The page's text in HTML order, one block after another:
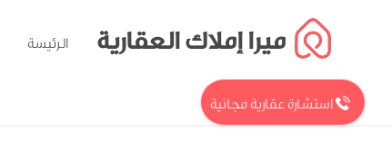
ميرا إملاك العقارية الرئيسة
استشارة عقارية مجانية